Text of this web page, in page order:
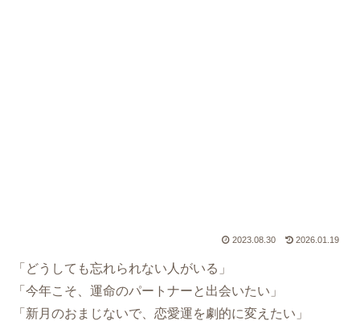
2023.08.30 2026.01.19
「どうしても忘れられない人がいる」
「今年こそ、運命のパートナーと出会いたい」
「新月のおまじないで、恋愛運を劇的に変えたい」